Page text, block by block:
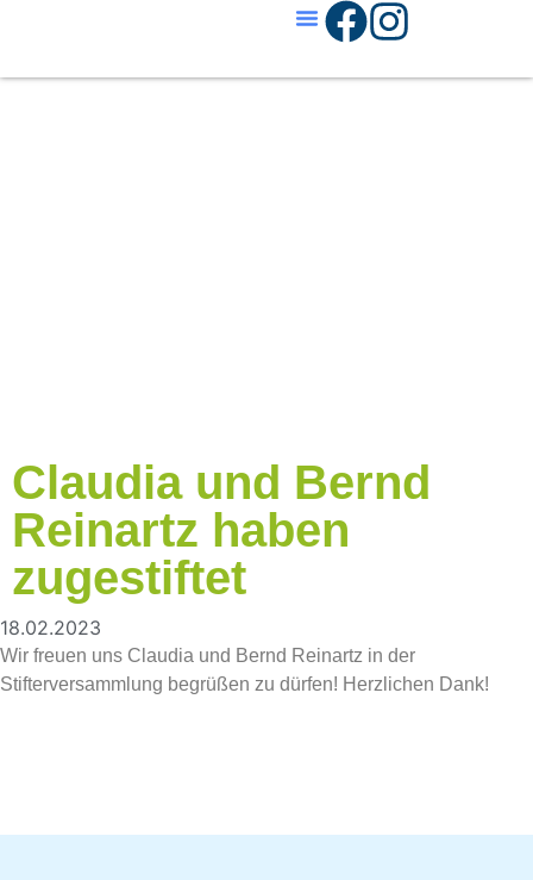
Claudia und Bernd
Reinartz haben
zugestiftet
18.02.2023
Wir freuen uns Claudia und Bernd Reinartz in der
Stifterversammlung begrüßen zu dürfen! Herzlichen Dank!